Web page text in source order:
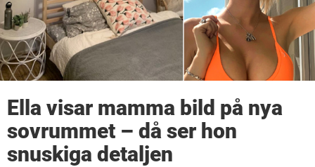
Ella visar mamma bild på nya
sovrummet – då ser hon
snuskiga detaljen